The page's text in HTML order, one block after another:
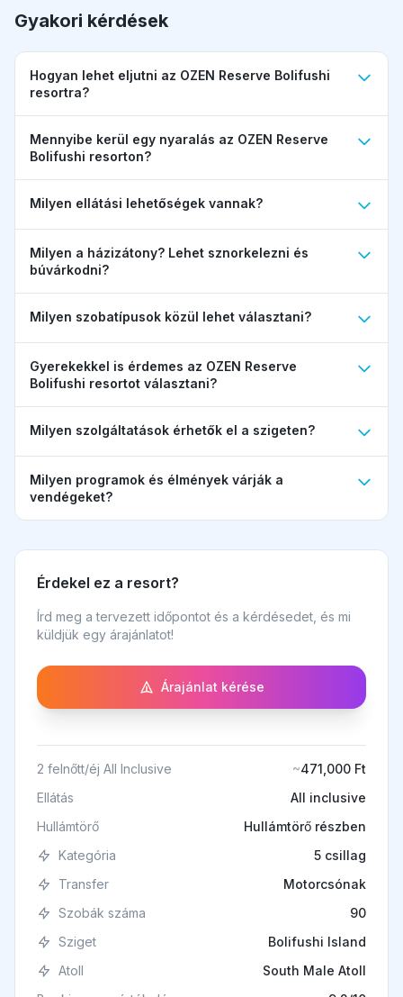
Gyakori kérdések
Hogyan lehet eljutni az OZEN Reserve Bolifushi
resortra?
Mennyibe kerül egy nyaralás az OZEN Reserve
Bolifushi resorton?
Milyen ellátási lehetőségek vannak?
Milyen a házizátony? Lehet sznorkelezni és
búvárkodni?
Milyen szobatípusok közül lehet választani?
Gyerekekkel is érdemes az OZEN Reserve
Bolifushi resortot választani?
Milyen szolgáltatások érhetők el a szigeten?
Milyen programok és élmények várják a
vendégeket?
Érdekel ez a resort?
Írd meg a tervezett időpontot és a kérdésedet, és mi
küldjük egy árajánlatot!
Árajánlat kérése
2 felnőtt/éj All Inclusive ~471,000 Ft
Ellátás
All inclusive
Hullámtörő
Hullámtörő részben
Kategória
5 csillag
Transfer
Motorcsónak
Szobák száma
90
Sziget
Bolifushi Island
Atoll
South Male Atoll